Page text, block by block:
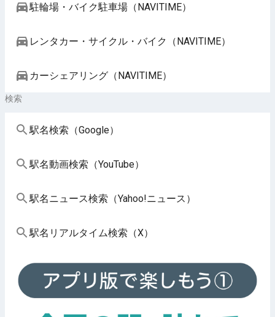
駐輪場・バイク駐車場（NAVITIME）
レンタカー・サイクル・バイク（NAVITIME）
カーシェアリング（NAVITIME）
検索
駅名検索（Google）
駅名動画検索（YouTube）
駅名ニュース検索（Yahoo!ニュース）
駅名リアルタイム検索（X）